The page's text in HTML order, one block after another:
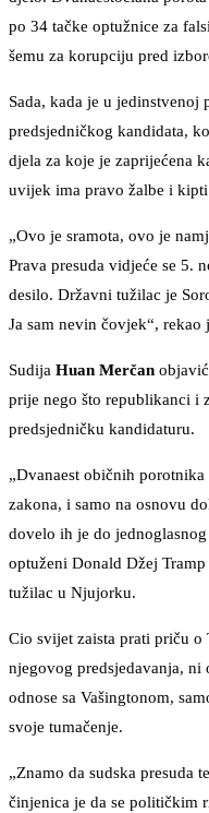
po 34 tačke optužnice za
šemu za korupciju pred
Sada, kada je u
predsjedničkog kandidata,
djela za koje je zaprijećena
uvijek ima pravo žalbe i kipti
„Ovo je sramota, ovo je
Prava presuda vidjeće se 5.
desilo. Državni tužilac je
Ja sam nevin čovjek“, rekao
Sudija Huan Merčan
prije nego što republikanci i
predsjedničku kandidaturu.
„Dvanaest običnih
zakona, i samo na osnovu
dovelo ih je do
optuženi Donald Džej
tužilac u Njujorku.
Cio svijet zaista prati priču
njegovog predsjedavanja, ni
odnose sa Vašingtonom,
svoje tumačenje.
„Znamo da sudska presuda
činjenica je da se političkim